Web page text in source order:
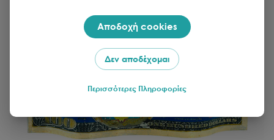
Αποδοχή cookies
Δεν αποδέχομαι
Περισσότερες Πληροφορίες